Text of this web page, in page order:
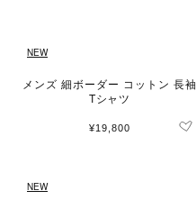
NEW
メンズ 細ボーダー コットン 長袖
Tシャツ
¥19,800
NEW